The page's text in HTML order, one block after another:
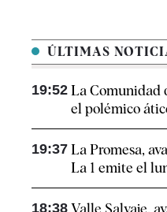
ÚLTIMAS
19:52 La Comunidad
el polémico
19:37 La Promesa,
La 1 emite el
18:38 Valle Salvaje,